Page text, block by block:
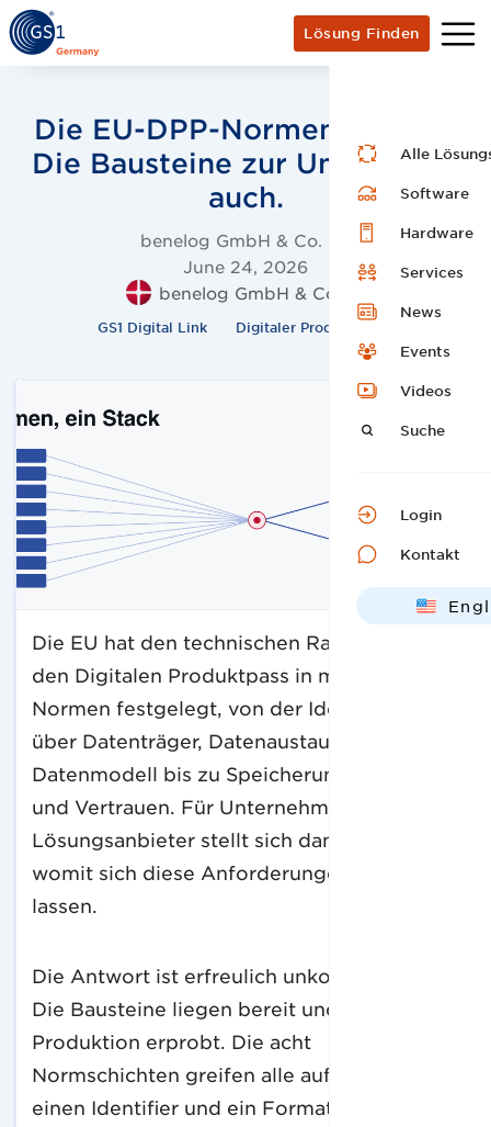
Lösung Finden
Alle
Software
Hardware
Services
News
Events
Videos
Suche
Login
Kontakt
Die EU-DPP-Normen sind da.
Die Bausteine zur Umsetzung
auch.
benelog GmbH & Co. KG
June 24, 2026
benelog GmbH & Co.KG
GS1 Digital Link Digitaler Produktpass
Die EU hat den technischen Rahmen für
den Digitalen Produktpass in mehreren
Normen festgelegt, von der Identifikation
über Datenträger, Datenaustausch, API und
Datenmodell bis zu Speicherung, Zugriff
und Vertrauen. Für Unternehmen und
Lösungsanbieter stellt sich damit die Frage,
womit sich diese Anforderungen umsetzen
lassen.
Die Antwort ist erfreulich unkompliziert:
Die Bausteine liegen bereit und sind in
Produktion erprobt. Die acht
Normschichten greifen alle auf dasselbe zu,
einen Identifier und ein Format. OpenEPCIS